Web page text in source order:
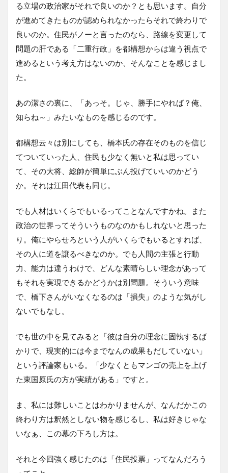
る立場の政治家がそれで良いのか？とも思います。自分
が進めてきたものが認められなかったらそれで終わりで
良いのか。住民がノーと言ったのなら、路線を変更して
問題の肝である「二重行政」を都構想からは違う視点で
進めるという考え方はないのか、そんなことを感じまし
た。
あの潔さの裏に、「あっそ。じゃ、勝手にやれば？俺、
知らね～」みたいなものを感じるのです。
都構想云々は別にしても、橋本氏の存在そのものを信じ
てついていった人、住民も少なく無いと私は思ってい
て、その大将、総帥が簡単にぶん投げていいのかどう
か。それは江田代表も同じ。
でも人材はいくらでもいるってことなんですかね。また
政治の世界ってそういうものなのかもしれないと思った
り。俺にやらせろという人がいくらでもいるとすれば、
その人に道を譲るべきなのか。でも人間の主張と行動
力、能力は違うわけで、どんな素晴らしい理念があって
もそれを実現できるかどうかは別問題。そういう意味
で、橋下さんがいなくなるのは「損失」のような気がし
ないでもなし。
でも世の中を見てみると「彼は自分の理念に固執するば
かりで、現実的には今までなんの成果もだしていない」
という評論家もいる。「少なくともマンゴの売上を上げ
た東国原氏の方が実績がある」ですと。
ま、私には難しいことはわかりませんが、なんだかこの
終わり方は釈然としない物を感じるし、私は好きじゃな
いなぁ、この幕の下ろし方は。
それと今回強く感じたのは「住民投票」ってなんだろう